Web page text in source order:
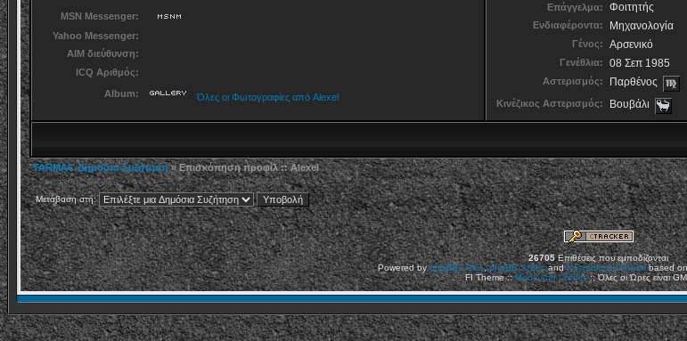
Επάγγελμα:
Φοιτητής
Ενδιαφέροντα: Μηχανολογία
Γένος: Αρσενικό
Γενέθλια: 08 Σεπ 1985
Αστερισμός: Παρθένος
Κινέζικος Αστερισμός: Βουβάλι
MSN Messenger:
Yahoo Messenger:
AIM διεύθυνση:
ICQ Αριθμός:
Album:
Όλες οι Φωτογραφίες από Alexel
TARMAC Δημόσια Συζήτηση» Επισκόπηση προφίλ :: Alexel
Μετάβαση στη:
26705Επιθέσεις που εμποδίζονται
Powered by phpBB2 Plus,phpBB StylesandKostenloses Forumbased
FI Theme ::Mods and Credits:: Όλες οι Ώρες είναι